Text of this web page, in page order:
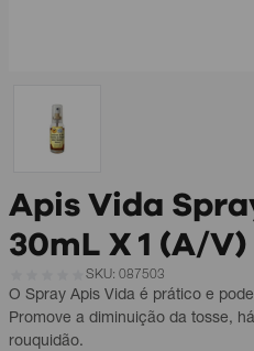
Apis Vida
30mL X 1 (A/V)
SKU: 087503
O Spray Apis Vida é prático e
Promove a diminuição da tosse,
rouquidão.